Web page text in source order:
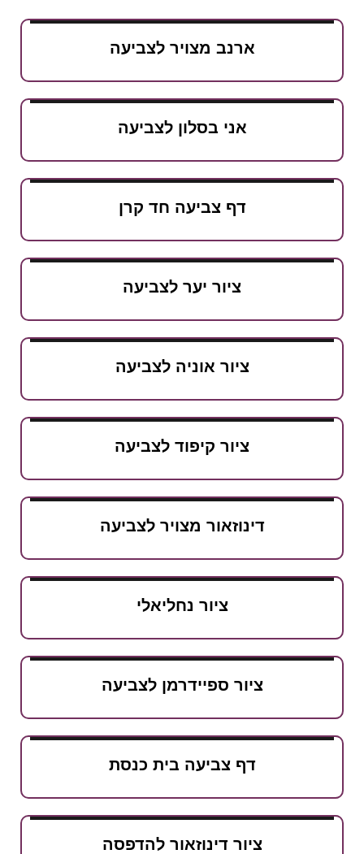
ארנב מצויר לצביעה
אני בסלון לצביעה
דף צביעה חד קרן
ציור יער לצביעה
ציור אוניה לצביעה
ציור קיפוד לצביעה
דינוזאור מצויר לצביעה
ציור נחליאלי
ציור ספיידרמן לצביעה
דף צביעה בית כנסת
ציור דינוזאור להדפסה